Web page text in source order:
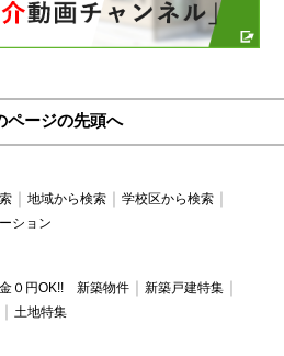
ページの先頭へ
地域から検索
学校区から検索
ション
０円OK!! 新築物件
新築戸建特集
土地特集